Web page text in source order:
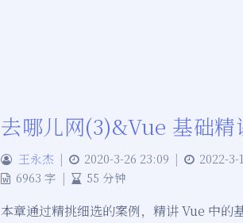
去哪儿网(3)&Vue 基础精
王永杰 | 2020-3-26 23:09 | 2022-3-
6963 字 | 55 分钟
本章通过精挑细选的案例，精讲 Vue 中的